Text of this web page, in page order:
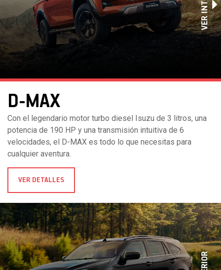
D-MAX
Con el legendario motor turbo diesel Isuzu de 3 litros, una
potencia de 190 HP y una transmisión intuitiva de 6
velocidades, el D-MAX es todo lo que necesitas para
cualquier aventura.
VER DETALLES